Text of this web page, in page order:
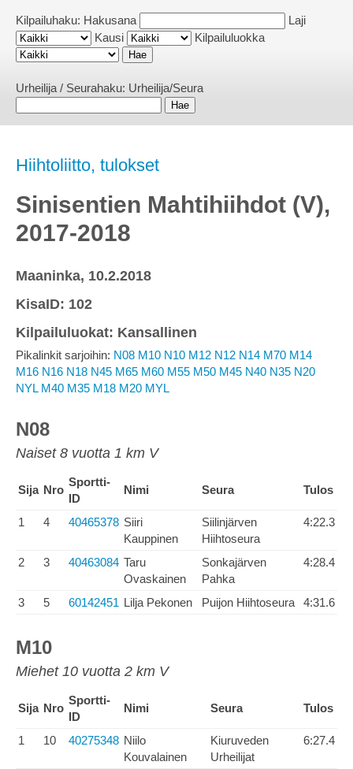
Kilpailuhaku: Hakusana
Laji
Kausi
Kilpailuluokka
Urheilija / Seurahaku: Urheilija/Seura
Hiihtoliitto, tulokset
Sinisentien Mahtihiihdot (V),
2017-2018
Maaninka, 10.2.2018
KisaID: 102
Kilpailuluokat: Kansallinen
Pikalinkit sarjoihin: N08 M10 N10 M12 N12 N14 M70 M14
M16 N16 N18 N45 M65 M60 M55 M50 M45 N40 N35 N20
NYL M40 M35 M18 M20 MYL
N08
Naiset 8 vuotta 1 km V
Sija Nro
Sportti-
ID
Nimi Seura Tulos
1 4 40465378 Siiri
Kauppinen
Siilinjärven
Hiihtoseura
4:22.3
2 3 40463084 Taru
Ovaskainen
Sonkajärven
Pahka
4:28.4
3 5 60142451 Lilja Pekonen Puijon Hiihtoseura 4:31.6
M10
Miehet 10 vuotta 2 km V
Sija Nro
Sportti-
ID
Nimi Seura Tulos
1 10 40275348 Niilo
Kouvalainen
Kiuruveden
Urheilijat
6:27.4